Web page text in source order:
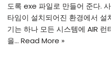
도록 exe 파일로 만들어 준다.
타임이 설치되어진 환경에서
기는 하나 모든 시스템에 AIR
을… Read More »